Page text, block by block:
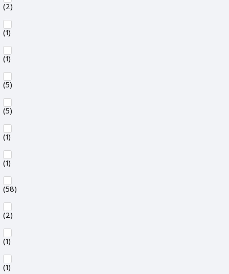
(2)
(1)
(1)
(5)
(5)
(1)
(1)
(58)
(2)
(1)
(1)